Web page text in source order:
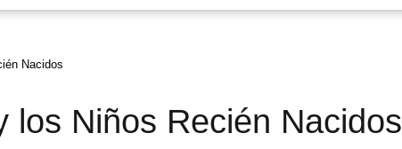
Nacidos
los Niños Recién Nacidos